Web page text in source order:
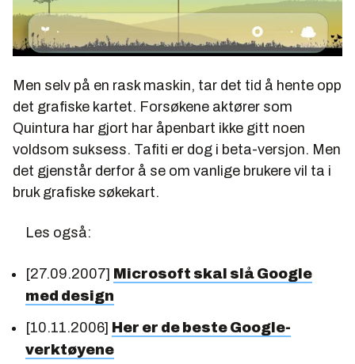
Men selv på en rask maskin, tar det tid å hente opp
det grafiske kartet. Forsøkene aktører som
Quintura har gjort har åpenbart ikke gitt noen
voldsom suksess. Tafiti er dog i beta-versjon. Men
det gjenstår derfor å se om vanlige brukere vil ta i
bruk grafiske søkekart.
Les også:
[27.09.2007] Microsoft skal slå Google
med design
[10.11.2006] Her er de beste Google-
verktøyene